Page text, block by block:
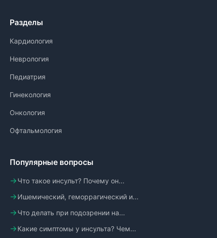
Разделы
Кардиология
Неврология
Педиатрия
Гинекология
Онкология
Офтальмология
Популярные вопросы
Что такое инсульт? Почему он...
Ишемический, геморрагический и...
Что делать при подозрении на...
Какие симптомы у инсульта? Чем...